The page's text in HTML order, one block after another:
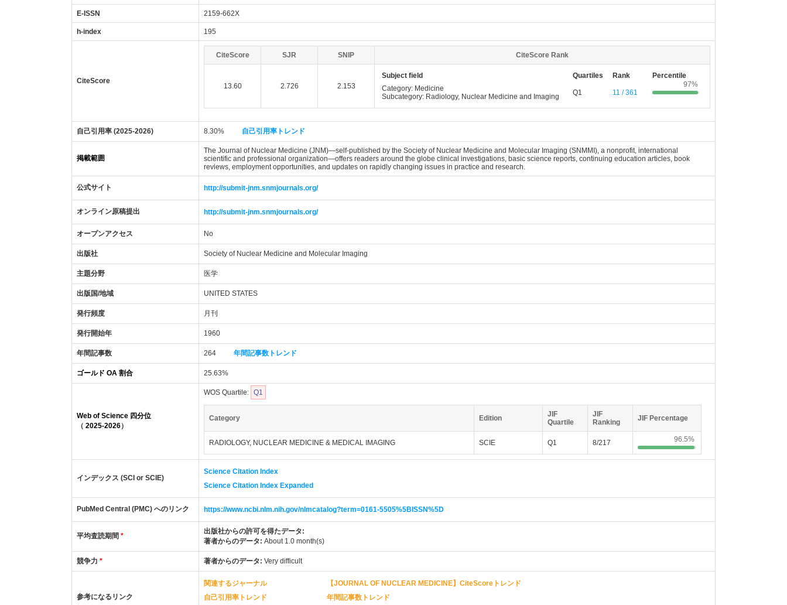
E-ISSN 2159-662X
h-index 195
CiteScore
CiteScore SJR SNIP CiteScore Rank
13.60 2.726 2.153
Subject field Quartiles Rank
Percentile
Category: Medicine
Subcategory: Radiology, Nuclear Medicine and Imaging
Q1 11 / 361
97%
自己引用率 (2025-2026) 8.30% 自己引用率トレンド
掲載範囲
The Journal of Nuclear Medicine (JNM)—self-published by the Society of Nuclear Medicine and Molecular Imaging (SNMMI), a nonprofit, international
scientific and professional organization—offers readers around the globe clinical investigations, basic science reports, continuing education articles, book
reviews, employment opportunities, and updates on rapidly changing issues in practice and research.
公式サイト http://submit-jnm.snmjournals.org/
オンライン原稿提出 http://submit-jnm.snmjournals.org/
オープンアクセス No
出版社 Society of Nuclear Medicine and Molecular Imaging
主題分野 医学
出版国/地域 UNITED STATES
発行頻度 月刊
発行開始年 1960
年間記事数 264 年間記事数トレンド
ゴールド OA 割合 25.63%
Web of Science 四分位
（ 2025-2026）
WOS Quartile: Q1
Category Edition
JIF
Quartile
JIF
Ranking
JIF Percentage
RADIOLOGY, NUCLEAR MEDICINE & MEDICAL IMAGING SCIE Q1 8/217 96.5%
インデックス (SCI or SCIE)
Science Citation Index
Science Citation Index Expanded
PubMed Central (PMC) へのリンク https://www.ncbi.nlm.nih.gov/nlmcatalog?term=0161-5505%5BISSN%5D
平均査読期間 *
出版社からの許可を得たデータ:
著者からのデータ: About 1.0 month(s)
競争力 * 著者からのデータ: Very difficult
参考になるリンク
関連するジャーナル
【JOURNAL OF NUCLEAR MEDICINE】CiteScoreトレンド
自己引用率トレンド
年間記事数トレンド